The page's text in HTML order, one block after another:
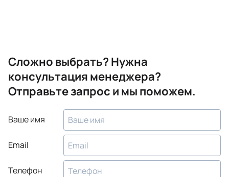
Сложно выбрать? Нужна
консультация менеджера?
Отправьте запрос и мы поможем.
Ваше имя
Email
Телефон